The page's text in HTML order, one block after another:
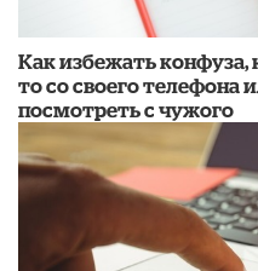
Как избежать конфуза,
то со своего телефона
посмотреть с чужого